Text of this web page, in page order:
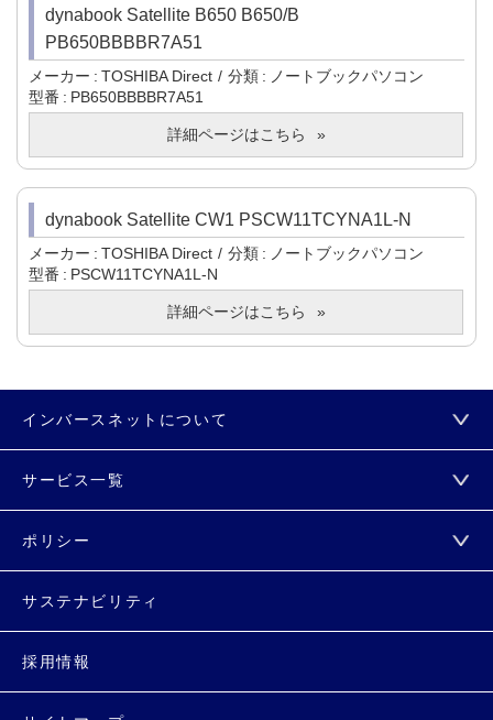
dynabook Satellite B650 B650/B
PB650BBBBR7A51
メーカー TOSHIBA Direct 分類
ノートブックパソコン
型番
PB650BBBBR7A51
詳細ページはこちら
dynabook Satellite CW1 PSCW11TCYNA1L-N
メーカー TOSHIBA Direct 分類
ノートブックパソコン
型番
PSCW11TCYNA1L-N
詳細ページはこちら
インバースネットについて
サービス一覧
ポリシー
サステナビリティ
採用情報